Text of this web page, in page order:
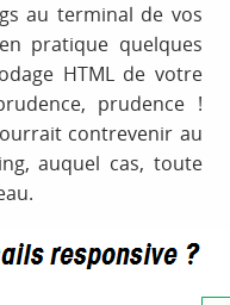
au terminal de vos
pratique quelques
HTML de votre
prudence !
contrevenir au
auquel cas, toute